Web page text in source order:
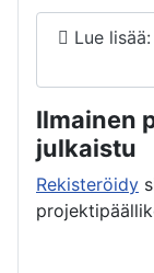
Lue
Ilmainen
julkaistu
Rekisteröidy